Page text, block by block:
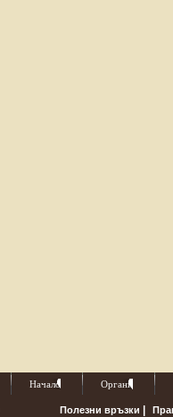
Начало Органи
Полезни връзки